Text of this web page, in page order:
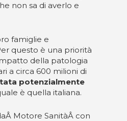
non sa di averlo e
famiglie e
questo è una priorità
della patologia
a circa 600 milioni di
potenzialmente
è quella italiana.
Motore SanitàÂ con